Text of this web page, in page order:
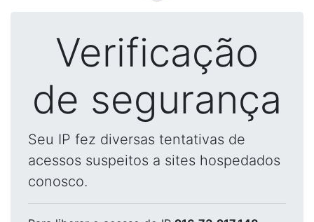
Verificação
de segurança
Seu IP fez diversas tentativas de
acessos suspeitos a sites hospedados
conosco.